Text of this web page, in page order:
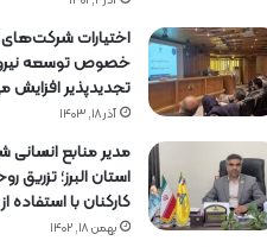
اختیارات شرکت‌های
خصوص توسعه
تجدیدپذیر افزایش
آذر ۱۸, ۱۴۰۳
مدیر منابع انسانی
استان البرز؛ تزریق
کارکنان با استفاده
بهمن ۱۸, ۱۴۰۲